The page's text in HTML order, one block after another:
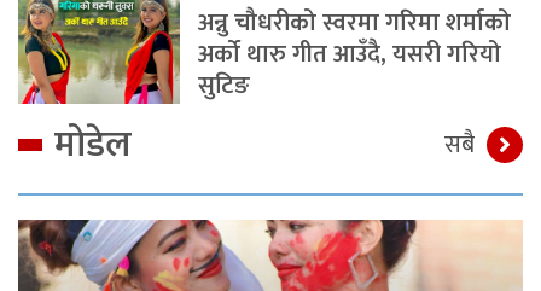
अन्नु चौधरीको स्वरमा गरिमा शर्माको
अर्को थारु गीत आउँदै, यसरी गरियो
सुटिङ
मोडेल सबै